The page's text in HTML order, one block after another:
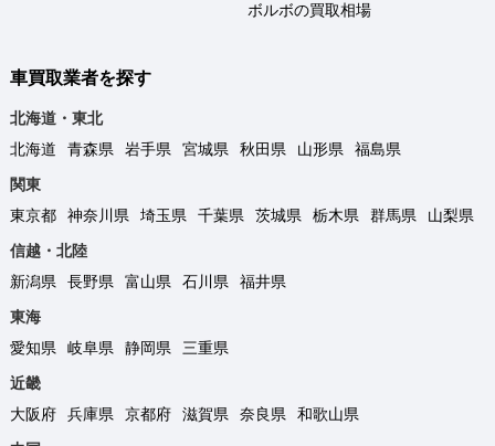
ボルボの買取相場
車買取業者を探す
北海道・東北
北海道
青森県 岩手県 宮城県 秋田県 山形県
福島県
関東
東京都
神奈川県 埼玉県 千葉県 茨城県 栃木県 群馬県
山梨県
信越・北陸
新潟県
長野県 富山県 石川県
福井県
東海
愛知県
岐阜県 静岡県
三重県
近畿
大阪府
兵庫県 京都府 滋賀県 奈良県
和歌山県